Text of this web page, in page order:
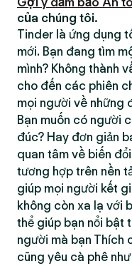
của chúng tôi.
Tinder là ứng dụng
mới. Bạn đang tìm
mình? Không thành
cho đến các phiên
mọi người về những
Bạn muốn có người
đúc? Hay đơn giản
quan tâm về biến
tương hợp trên nền
giúp mọi người kết
không còn xa lạ với
thể giúp bạn nổi bật
người mà bạn Thích
cũng yêu cà phê